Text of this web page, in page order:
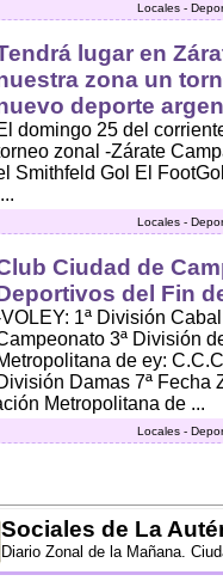
Locales -
lugar en
zona un
deporte
domingo 25 del
zonal -Zárate
Smithfeld Gol El
Locales -
Ciudad de
del Fin
1ª División
3ª División
de ey:
Damas 7ª Fecha
Metropolitana de ...
Locales -
Sociales de La
Diario Zonal de la Mañana.